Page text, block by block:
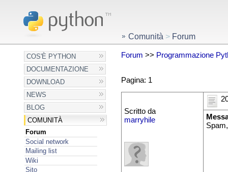
COS'È PYTHON
DOCUMENTAZIONE
DOWNLOAD
NEWS
BLOG
COMUNITÀ
Forum
Social network
Mailing list
Wiki
Sito
Comunità > Forum
Forum >> Programmazione
Pagina: 1
Scritto da
marryhile